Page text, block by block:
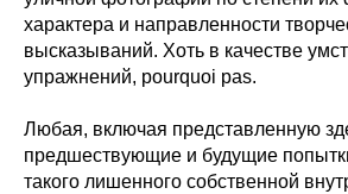
характера и направленности
высказываний. Хоть в качестве
упражнений, pourquoi pas.
Любая, включая представленную
предшествующие и будущие
такого лишенного собственной